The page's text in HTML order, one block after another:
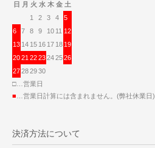
日 月 火 水 木 金 土
1
2 3 4
5
6
7 8 9 10 11 12
13 14 15 16 17 18 19
2021 2223242526
27282930
□…営業日
■ …営業日計算には含まれません。(弊社休業日)
決済方法について